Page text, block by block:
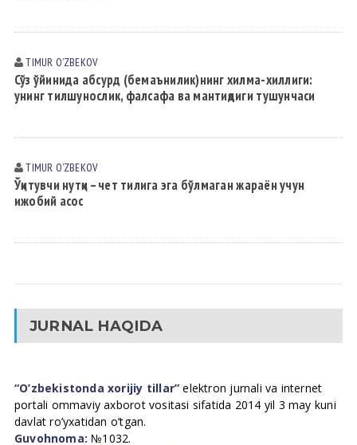
TIMUR OʼZBEKOV
Сўз ўйинида абсурд (бемаънилик)нинг хилма-хиллиги:
унинг тилшунослик, фалсафа ва мантиқдиги тушунчаси
TIMUR OʼZBEKOV
Ўқитувчи нутқи – чет тилига эга бўлмаган жараён учун
ижобий асос
JURNAL HAQIDA
“O’zbekistonda xorijiy tillar” elektron jurnali va internet
portali ommaviy axborot vositasi sifatida 2014 yil 3 may kuni
davlat ro’yxatidan o’tgan.
Guvohnoma: №1032.